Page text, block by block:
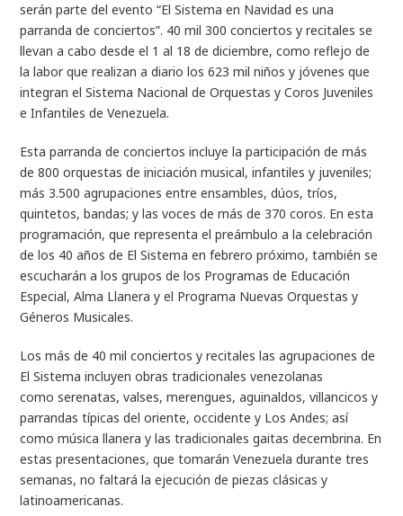
serán parte del evento “El Sistema en Navidad es una
parranda de conciertos”. 40 mil 300 conciertos y recitales se
llevan a cabo desde el 1 al 18 de diciembre, como reflejo de
la labor que realizan a diario los 623 mil niños y jóvenes que
integran el Sistema Nacional de Orquestas y Coros Juveniles
e Infantiles de Venezuela.
Esta parranda de conciertos incluye la participación de más
de 800 orquestas de iniciación musical, infantiles y juveniles;
más 3.500 agrupaciones entre ensambles, dúos, tríos,
quintetos, bandas; y las voces de más de 370 coros. En esta
programación, que representa el preámbulo a la celebración
de los 40 años de El Sistema en febrero próximo, también se
escucharán a los grupos de los Programas de Educación
Especial, Alma Llanera y el Programa Nuevas Orquestas y
Géneros Musicales.
Los más de 40 mil conciertos y recitales las agrupaciones de
El Sistema incluyen obras tradicionales venezolanas
como serenatas, valses, merengues, aguinaldos, villancicos y
parrandas típicas del oriente, occidente y Los Andes; así
como música llanera y las tradicionales gaitas decembrina. En
estas presentaciones, que tomarán Venezuela durante tres
semanas, no faltará la ejecución de piezas clásicas y
latinoamericanas.